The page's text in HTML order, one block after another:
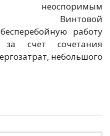
Винтовой
работу
счет сочетания
небольшого